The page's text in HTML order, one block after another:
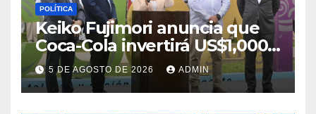
POLÍTICA
Keiko Fujimori anuncia que
Coca-Cola invertirá US$1,000
millones en 5 años
5 DE AGOSTO DE 2026 ADMIN